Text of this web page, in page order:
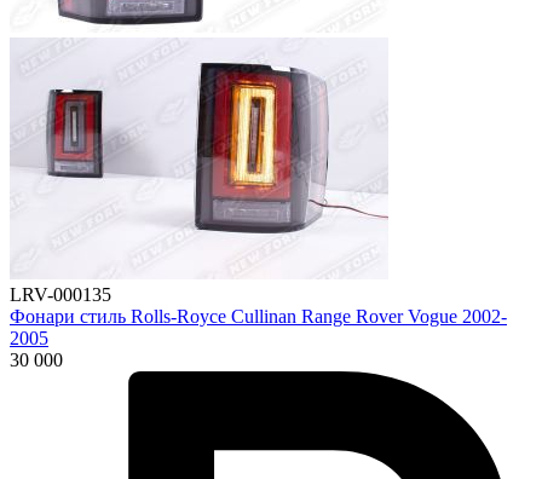
LRV-000135
Фонари стиль Rolls-Royce Cullinan Range Rover Vogue 2002-
2005
30 000